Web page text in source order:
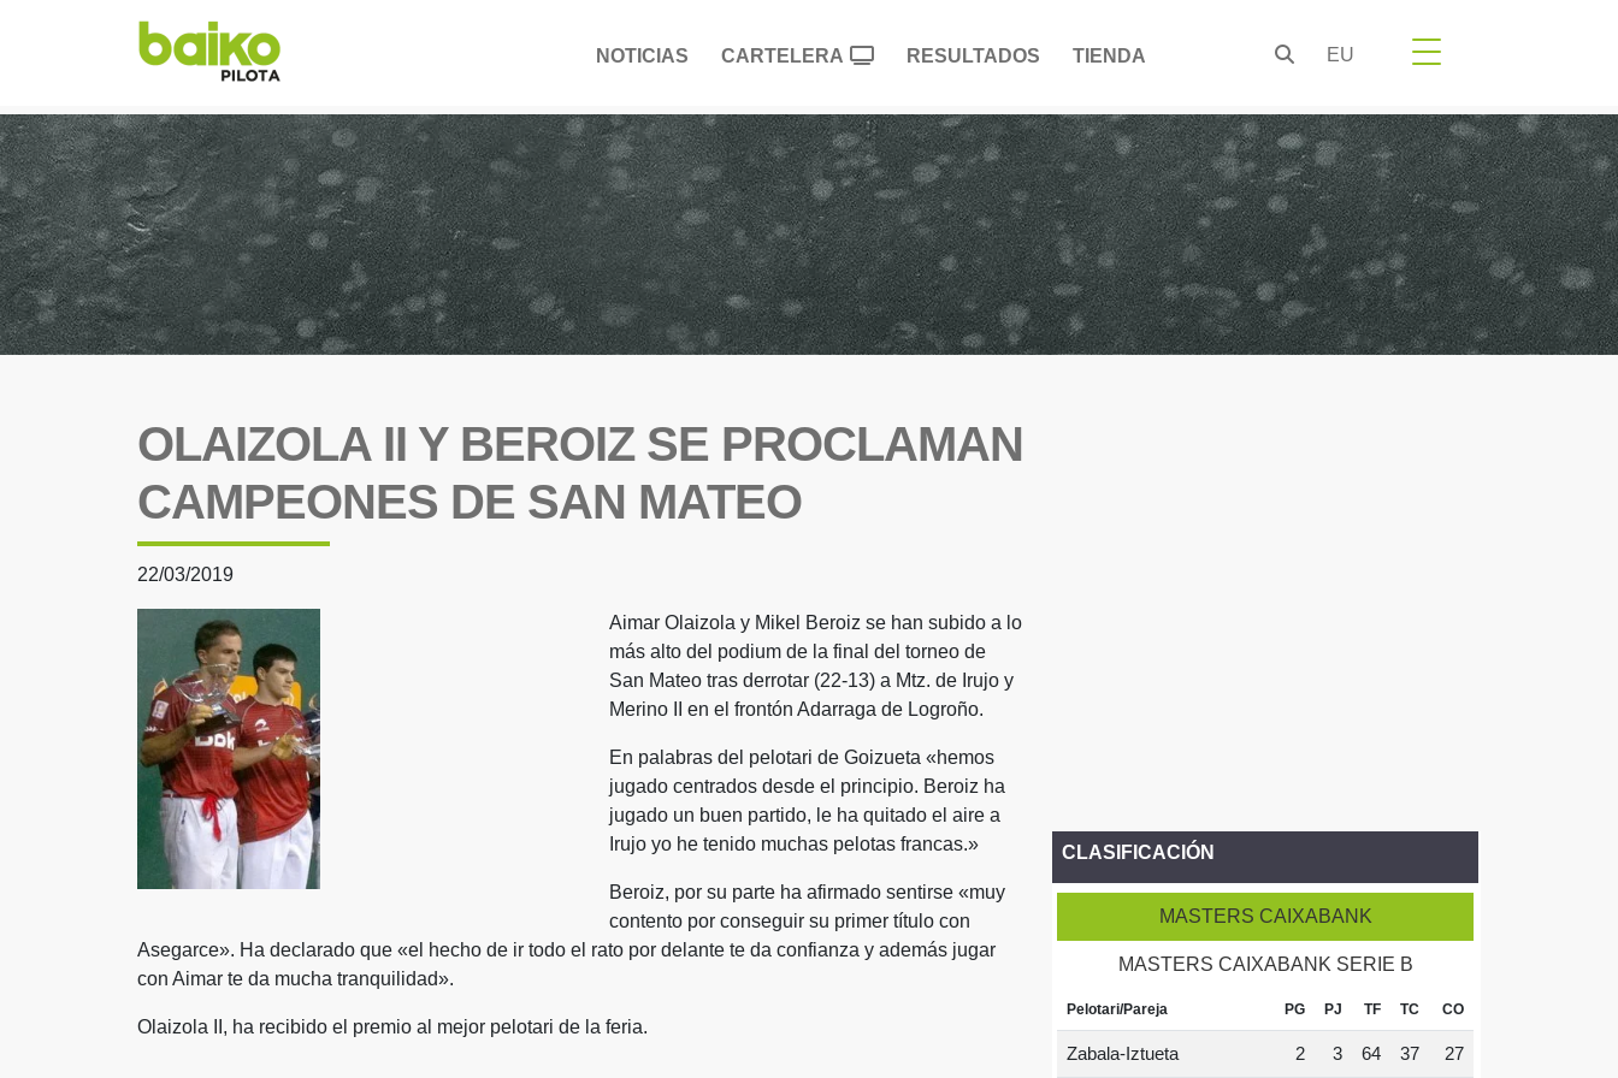
NOTICIAS CARTELERA RESULTADOS TIENDA EU
OLAIZOLA II Y BEROIZ SE PROCLAMAN
CAMPEONES DE SAN MATEO
22/03/2019
Aimar Olaizola y Mikel Beroiz se han subido a lo
más alto del podium de la final del torneo de
San Mateo tras derrotar (22-13) a Mtz. de Irujo y
Merino II en el frontón Adarraga de Logroño.
En palabras del pelotari de Goizueta «hemos
jugado centrados desde el principio. Beroiz ha
jugado un buen partido, le ha quitado el aire a
Irujo yo he tenido muchas pelotas francas.»
Beroiz, por su parte ha afirmado sentirse «muy
contento por conseguir su primer título con
Asegarce». Ha declarado que «el hecho de ir todo el rato por delante te da confianza y además jugar
con Aimar te da mucha tranquilidad».
Olaizola II, ha recibido el premio al mejor pelotari de la feria.
CLASIFICACIÓN
MASTERS CAIXABANK
MASTERS CAIXABANK SERIE B
Pelotari/Pareja PG PJ TF TC CO
Zabala-Iztueta 2 3 64 37 27